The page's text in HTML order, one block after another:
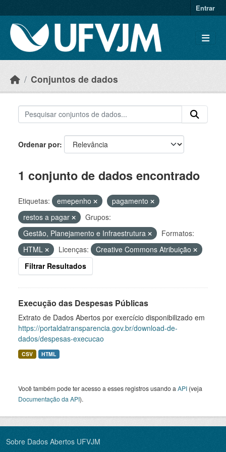
Entrar
Conjuntos de dados
Ordenar por
1 conjunto de dados encontrado
Etiquetas: emepenho
pagamento
restos a pagar
Grupos:
Gestão, Planejamento e Infraestrutura
Formatos:
HTML
Licenças:
Creative Commons Atribuição
Filtrar Resultados
Execução das Despesas Públicas
Extrato de Dados Abertos por exercício disponibilizado em
https://portaldatransparencia.gov.br/download-de-
dados/despesas-execucao
CSV HTML
Você também pode ter acesso a esses registros usando a API (veja
Documentação da API).
Sobre Dados Abertos UFVJM